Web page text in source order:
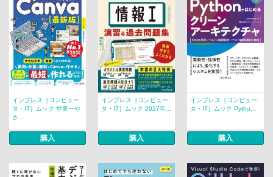
インプレス［コンピュー
タ・IT］ムック 世界一や
さ...
購入
インプレス［コンピュー
タ・IT］ムック 2027年...
購入
インプレス［コンピュー
タ・IT］ムック Pytho...
購入